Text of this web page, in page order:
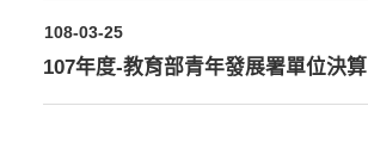
108-03-25
107年度-教育部青年發展署單位決算